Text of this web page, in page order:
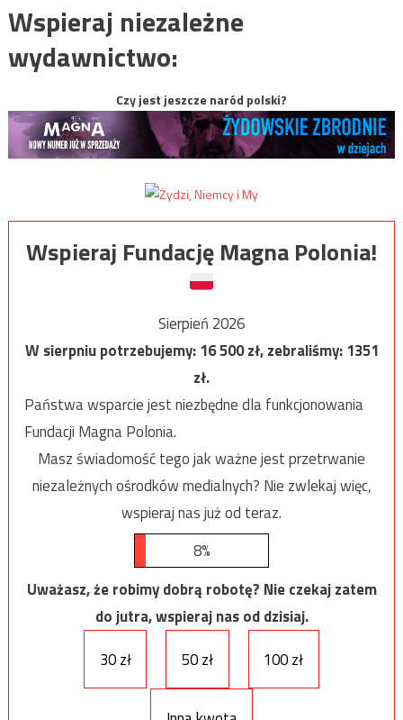
Wspieraj niezależne
wydawnictwo:
Czy jest jeszcze naród polski?
Wspieraj Fundację Magna Polonia!
Sierpień 2026
W sierpniu potrzebujemy:16 500zł, zebraliśmy:1351
zł.
Państwa wsparcie jest niezbędne dla funkcjonowania
Fundacji Magna Polonia.
Masz świadomość tego jak ważne jest przetrwanie
niezależnych ośrodków medialnych? Nie zwlekaj więc,
wspieraj nas już od teraz.
8%
Uważasz, że robimy dobrą robotę? Nie czekaj zatem
do jutra, wspieraj nas od dzisiaj.
30 zł
50 zł 100 zł